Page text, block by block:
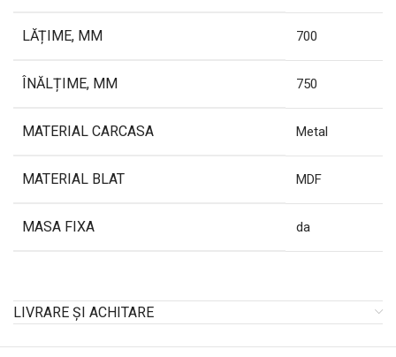
LĂȚIME, MM 700
ÎNĂLȚIME, MM 750
MATERIAL CARCASA Metal
MATERIAL BLAT MDF
MASA FIXA da
LIVRARE ȘI ACHITARE